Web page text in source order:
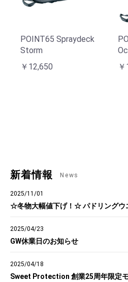
POINT65 Spraydeck
Storm
￥12,650
新着情報 News
2025/11/01
☆冬物大幅値下げ！☆ パドリングウ
2025/04/23
GW休業日のお知らせ
2025/04/18
Sweet Protection 創業25周年限定